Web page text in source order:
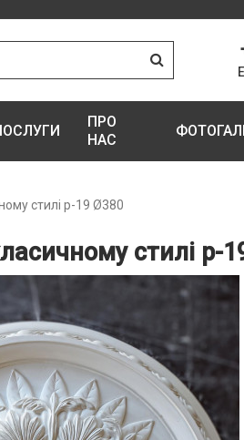
ПРО
НАС
стилі р-19 Ø380
стилі р-